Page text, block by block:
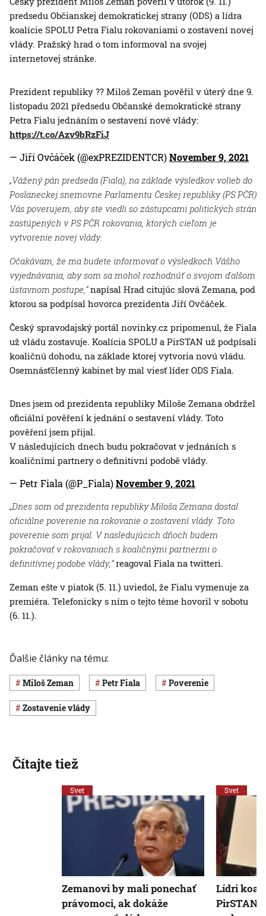
predsedu Občianskej demokratickej strany (ODS) a lídra
koalície SPOLU Petra Fialu rokovaniami o zostavení novej
vlády. Pražský hrad o tom informoval na svojej
internetovej stránke.
Prezident republiky ?? Miloš Zeman pověřil v úterý dne 9.
listopadu 2021 předsedu Občanské demokratické strany
Petra Fialu jednáním o sestavení nové vlády:
https://t.co/Azv9bRzFiJ
— Jiří Ovčáček (@exPREZIDENTCR)November 9, 2021
„Vážený pán predseda (Fiala), na základe výsledkov volieb do
Poslaneckej snemovne Parlamentu Českej republiky (PS PČR)
Vás poverujem, aby ste viedli so zástupcami politických strán
zastúpených v PS PČR rokovania, ktorých cieľom je
vytvorenie novej vlády.
Očakávam, že ma budete informovať o výsledkoch Vášho
vyjednávania, aby som sa mohol rozhodnúť o svojom ďalšom
ústavnom postupe,“napísal Hrad citujúc slová Zemana, pod
ktorou sa podpísal hovorca prezidenta Jiří Ovčáček.
Český spravodajský portál novinky.cz pripomenul, že Fiala
už vládu zostavuje. Koalícia SPOLU a PirSTAN už podpísali
koaličnú dohodu, na základe ktorej vytvoria novú vládu.
Osemnásťčlenný kabinet by mal viesť líder ODS Fiala.
Dnes jsem od prezidenta republiky Miloše Zemana obdržel
oficiální pověření k jednání o sestavení vlády. Toto
pověření jsem přijal.
V následujících dnech budu pokračovat v jednáních s
koaličními partnery o definitivní podobě vlády.
— Petr Fiala (@P_Fiala)November 9, 2021
„Dnes som od prezidenta republiky Miloša Zemana dostal
oficiálne poverenie na rokovanie o zostavení vlády. Toto
poverenie som prijal. V nasledujúcich dňoch budem
pokračovať v rokovaniach s koaličnými partnermi o
definitívnej podobe vlády,“reagoval Fiala na twitteri.
Zeman ešte v piatok (5. 11.) uviedol, že Fialu vymenuje za
premiéra. Telefonicky s ním o tejto téme hovoril v sobotu
(6. 11.).
Ďalšie články na tému:
Miloš Zeman Petr Fiala poverenie
zostavenie vlády
Čítajte tiež
Svet
Zemanovi by mali ponechať
právomoci, ak dokáže
Svet
Lídri
PirSTAN